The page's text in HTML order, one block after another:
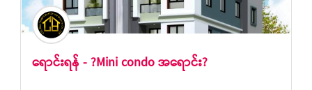
ရောင်းရန် - ?Mini condo အရောင်း?